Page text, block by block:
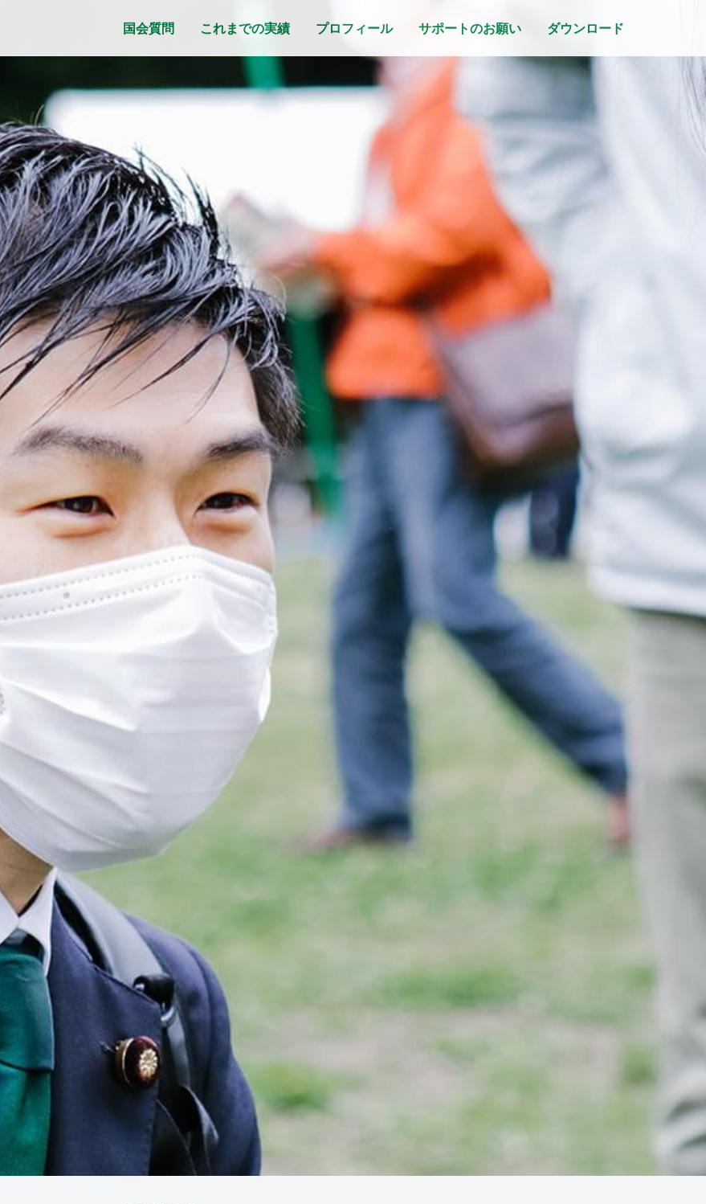
国会質問 これまでの実績 プロフィール サポートのお願い ダウンロード